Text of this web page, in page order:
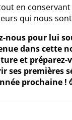
en
qui nous
nous pour lui
dans cette
et préparez-
ses premières
prochaine !